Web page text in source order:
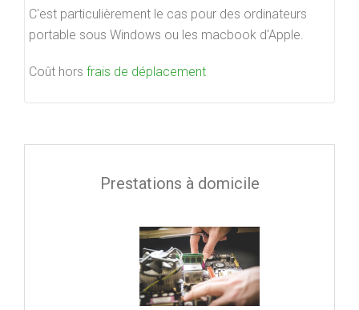
C'est particulièrement le cas pour des ordinateurs
portable sous Windows ou les macbook d'Apple.
Coût hors frais de déplacement
Prestations à domicile